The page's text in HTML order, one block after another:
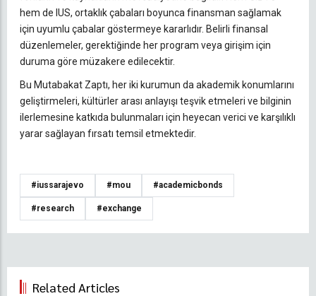
hem de IUS, ortaklık çabaları boyunca finansman sağlamak
için uyumlu çabalar göstermeye kararlıdır. Belirli finansal
düzenlemeler, gerektiğinde her program veya girişim için
duruma göre müzakere edilecektir.
Bu Mutabakat Zaptı, her iki kurumun da akademik konumlarını
geliştirmeleri, kültürler arası anlayışı teşvik etmeleri ve bilginin
ilerlemesine katkıda bulunmaları için heyecan verici ve karşılıklı
yarar sağlayan fırsatı temsil etmektedir.
#iussarajevo #mou #academicbonds
#research #exchange
Related Articles